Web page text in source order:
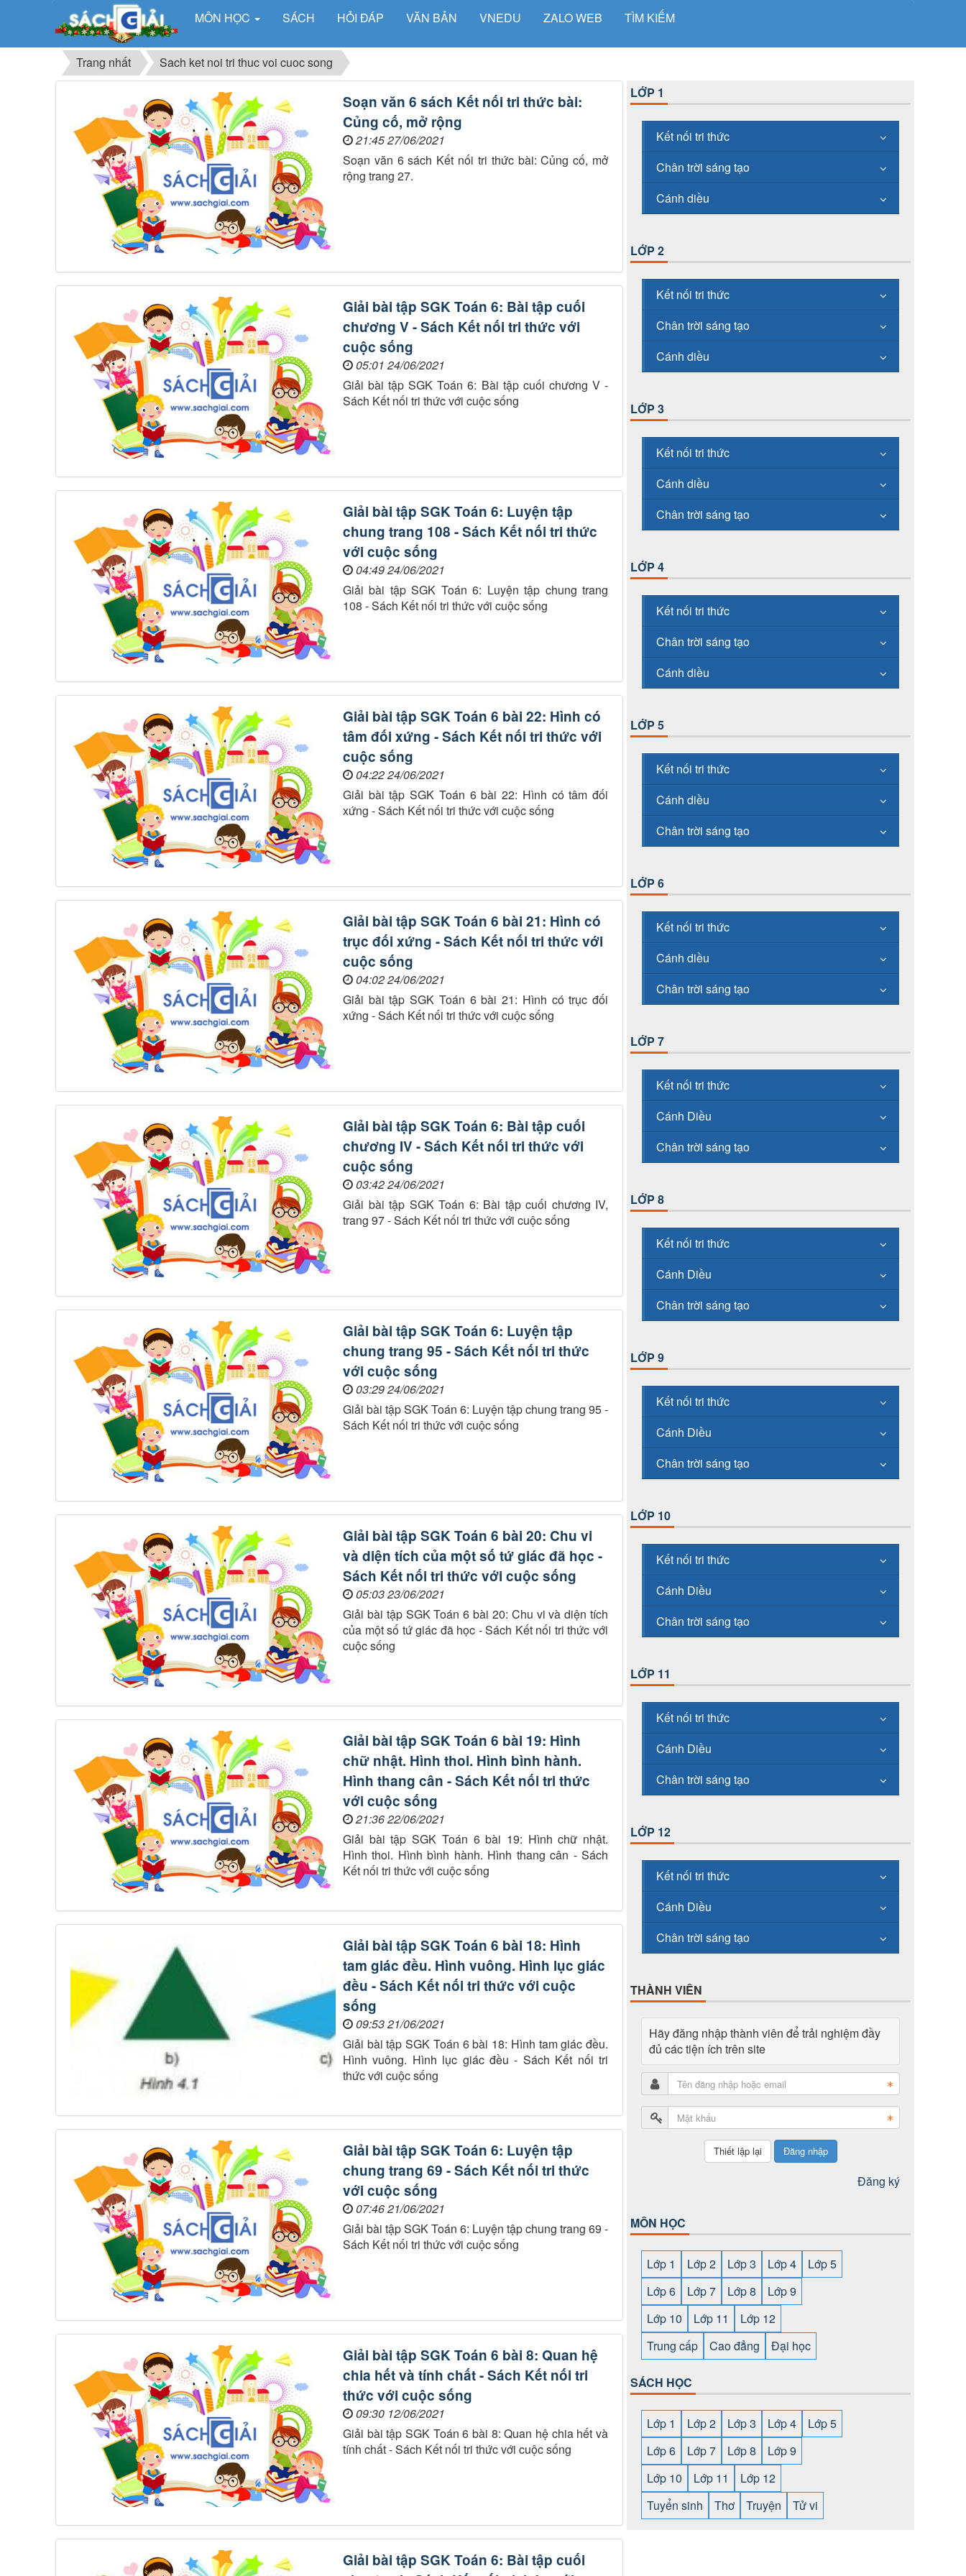
MÔN HỌC SÁCH HỎI ĐÁP VĂN BẢN VNEDU ZALO WEB TÌM KIẾM
Trang nhất Sach ket noi tri thuc voi cuoc song
Soạn văn 6 sách Kết nối tri thức bài:
Củng cố, mở rộng
21:45 27/06/2021
Soạn văn 6 sách Kết nối tri thức bài: Củng cố, mở
rộng trang 27.
Giải bài tập SGK Toán 6: Bài tập cuối
chương V - Sách Kết nối tri thức với
cuộc sống
05:01 24/06/2021
Giải bài tập SGK Toán 6: Bài tập cuối chương V -
Sách Kết nối tri thức với cuộc sống
Giải bài tập SGK Toán 6: Luyện tập
chung trang 108 - Sách Kết nối tri thức
với cuộc sống
04:49 24/06/2021
Giải bài tập SGK Toán 6: Luyện tập chung trang
108 - Sách Kết nối tri thức với cuộc sống
Giải bài tập SGK Toán 6 bài 22: Hình có
tâm đối xứng - Sách Kết nối tri thức với
cuộc sống
04:22 24/06/2021
Giải bài tập SGK Toán 6 bài 22: Hình có tâm đối
xứng - Sách Kết nối tri thức với cuộc sống
Giải bài tập SGK Toán 6 bài 21: Hình có
trục đối xứng - Sách Kết nối tri thức với
cuộc sống
04:02 24/06/2021
Giải bài tập SGK Toán 6 bài 21: Hình có trục đối
xứng - Sách Kết nối tri thức với cuộc sống
Giải bài tập SGK Toán 6: Bài tập cuối
chương IV - Sách Kết nối tri thức với
cuộc sống
03:42 24/06/2021
Giải bài tập SGK Toán 6: Bài tập cuối chương IV,
trang 97 - Sách Kết nối tri thức với cuộc sống
Giải bài tập SGK Toán 6: Luyện tập
chung trang 95 - Sách Kết nối tri thức
với cuộc sống
03:29 24/06/2021
Giải bài tập SGK Toán 6: Luyện tập chung trang 95 -
Sách Kết nối tri thức với cuộc sống
Giải bài tập SGK Toán 6 bài 20: Chu vi
và diện tích của một số tứ giác đã học -
Sách Kết nối tri thức với cuộc sống
05:03 23/06/2021
Giải bài tập SGK Toán 6 bài 20: Chu vi và diện tích
của một số tứ giác đã học - Sách Kết nối tri thức với
cuộc sống
Giải bài tập SGK Toán 6 bài 19: Hình
chữ nhật. Hình thoi. Hình bình hành.
Hình thang cân - Sách Kết nối tri thức
với cuộc sống
21:36 22/06/2021
Giải bài tập SGK Toán 6 bài 19: Hình chữ nhật.
Hình thoi. Hình bình hành. Hình thang cân - Sách
Kết nối tri thức với cuộc sống
Giải bài tập SGK Toán 6 bài 18: Hình
tam giác đều. Hình vuông. Hình lục giác
đều - Sách Kết nối tri thức với cuộc
sống
09:53 21/06/2021
Giải bài tập SGK Toán 6 bài 18: Hình tam giác đều.
Hình vuông. Hình lục giác đều - Sách Kết nối tri
thức với cuộc sống
Giải bài tập SGK Toán 6: Luyện tập
chung trang 69 - Sách Kết nối tri thức
với cuộc sống
07:46 21/06/2021
Giải bài tập SGK Toán 6: Luyện tập chung trang 69 -
Sách Kết nối tri thức với cuộc sống
Giải bài tập SGK Toán 6 bài 8: Quan hệ
chia hết và tính chất - Sách Kết nối tri
thức với cuộc sống
09:30 12/06/2021
Giải bài tập SGK Toán 6 bài 8: Quan hệ chia hết và
tính chất - Sách Kết nối tri thức với cuộc sống
Giải bài tập SGK Toán 6: Bài tập cuối
LỚP 1
Kết nối tri thức
Chân trời sáng tạo
Cánh diều
LỚP 2
Kết nối tri thức
Chân trời sáng tạo
Cánh diều
LỚP 3
Kết nối tri thức
Cánh diều
Chân trời sáng tạo
LỚP 4
Kết nối tri thức
Chân trời sáng tạo
Cánh diều
LỚP 5
Kết nối tri thức
Cánh diều
Chân trời sáng tạo
LỚP 6
Kết nối tri thức
Cánh diều
Chân trời sáng tạo
LỚP 7
Kết nối tri thức
Cánh Diều
Chân trời sáng tạo
LỚP 8
Kết nối tri thức
Cánh Diều
Chân trời sáng tạo
LỚP 9
Kết nối tri thức
Cánh Diều
Chân trời sáng tạo
LỚP 10
Kết nối tri thức
Cánh Diều
Chân trời sáng tạo
LỚP 11
Kết nối tri thức
Cánh Diều
Chân trời sáng tạo
LỚP 12
Kết nối tri thức
Cánh Diều
Chân trời sáng tạo
THÀNH VIÊN
Hãy đăng nhập thành viên để trải nghiệm đầy
đủ các tiện ích trên site
Đăng nhập
Đăng ký
MÔN HỌC
Lớp 1 Lớp 2 Lớp 3 Lớp 4
Lớp 5
Lớp 6
Lớp 7 Lớp 8
Lớp 9
Lớp 10
Lớp 11
Lớp 12
Trung cấp
Cao đẳng Đại học
SÁCH HỌC
Lớp 1 Lớp 2 Lớp 3 Lớp 4
Lớp 5
Lớp 6
Lớp 7 Lớp 8
Lớp 9
Lớp 10
Lớp 11
Lớp 12
Tuyển sinh
Thơ Truyện Tử vi